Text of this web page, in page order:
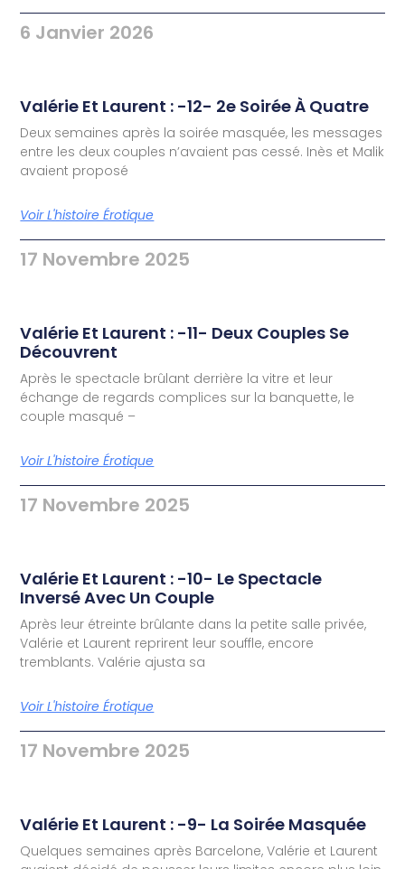
6 Janvier 2026
Valérie Et Laurent : -12- 2e Soirée À Quatre
Deux semaines après la soirée masquée, les messages
entre les deux couples n’avaient pas cessé. Inès et Malik
avaient proposé
Voir L'histoire Érotique
17 Novembre 2025
Valérie Et Laurent : -11- Deux Couples Se
Découvrent
Après le spectacle brûlant derrière la vitre et leur
échange de regards complices sur la banquette, le
couple masqué –
Voir L'histoire Érotique
17 Novembre 2025
Valérie Et Laurent : -10- Le Spectacle
Inversé Avec Un Couple
Après leur étreinte brûlante dans la petite salle privée,
Valérie et Laurent reprirent leur souffle, encore
tremblants. Valérie ajusta sa
Voir L'histoire Érotique
17 Novembre 2025
Valérie Et Laurent : -9- La Soirée Masquée
Quelques semaines après Barcelone, Valérie et Laurent